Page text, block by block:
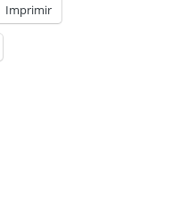
Imprimir